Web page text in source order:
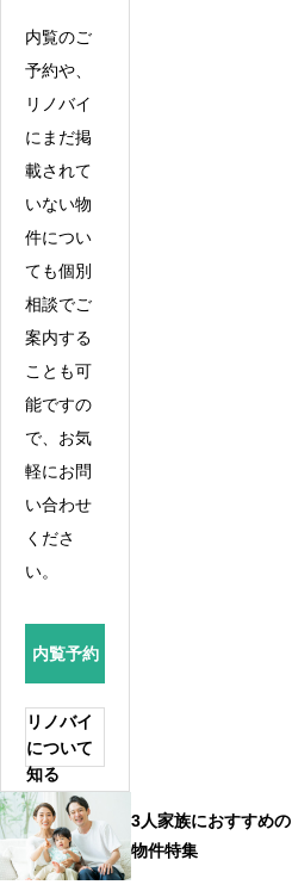
内覧のご
予約や、
リノバイ
にまだ掲
載されて
いない物
件につい
ても個別
相談でご
案内する
ことも可
能ですの
で、お気
軽にお問
い合わせ
くださ
い。
内覧予約
リノバイ
について
知る
3人家族におすすめの
物件特集